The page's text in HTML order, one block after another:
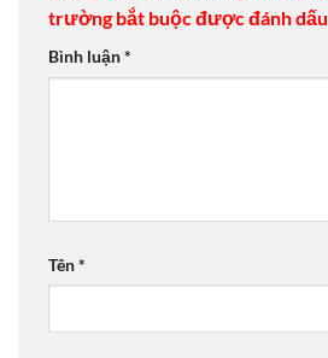
trường bắt buộc được đánh dấu
Bình luận*
Tên*